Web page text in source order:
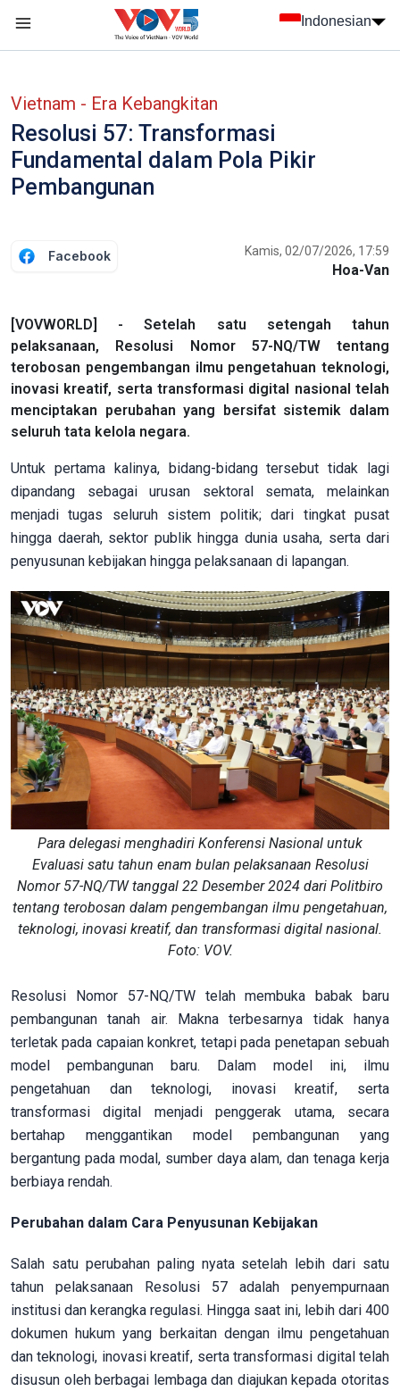
Indonesian
Vietnam - Era Kebangkitan
Resolusi 57: Transformasi
Fundamental dalam Pola Pikir
Pembangunan
Facebook Kamis, 02/07/2026, 17:59
Hoa-Van
[VOVWORLD] - Setelah satu setengah tahun
pelaksanaan, Resolusi Nomor 57-NQ/TW tentang
terobosan pengembangan ilmu pengetahuan teknologi,
inovasi kreatif, serta transformasi digital nasional telah
menciptakan perubahan yang bersifat sistemik dalam
seluruh tata kelola negara.
Untuk pertama kalinya, bidang-bidang tersebut tidak lagi
dipandang sebagai urusan sektoral semata, melainkan
menjadi tugas seluruh sistem politik; dari tingkat pusat
hingga daerah, sektor publik hingga dunia usaha, serta dari
penyusunan kebijakan hingga pelaksanaan di lapangan.
Para delegasi menghadiri Konferensi Nasional untuk
Evaluasi satu tahun enam bulan pelaksanaan Resolusi
Nomor 57-NQ/TW tanggal 22 Desember 2024 dari Politbiro
tentang terobosan dalam pengembangan ilmu pengetahuan,
teknologi, inovasi kreatif, dan transformasi digital nasional.
Foto: VOV.
Resolusi Nomor 57-NQ/TW telah membuka babak baru
pembangunan tanah air. Makna terbesarnya tidak hanya
terletak pada capaian konkret, tetapi pada penetapan sebuah
model pembangunan baru. Dalam model ini, ilmu
pengetahuan dan teknologi, inovasi kreatif, serta
transformasi digital menjadi penggerak utama, secara
bertahap menggantikan model pembangunan yang
bergantung pada modal, sumber daya alam, dan tenaga kerja
berbiaya rendah.
Perubahan dalam Cara Penyusunan Kebijakan
Salah satu perubahan paling nyata setelah lebih dari satu
tahun pelaksanaan Resolusi 57 adalah penyempurnaan
institusi dan kerangka regulasi. Hingga saat ini, lebih dari 400
dokumen hukum yang berkaitan dengan ilmu pengetahuan
dan teknologi, inovasi kreatif, serta transformasi digital telah
disusun oleh berbagai lembaga dan diajukan kepada otoritas